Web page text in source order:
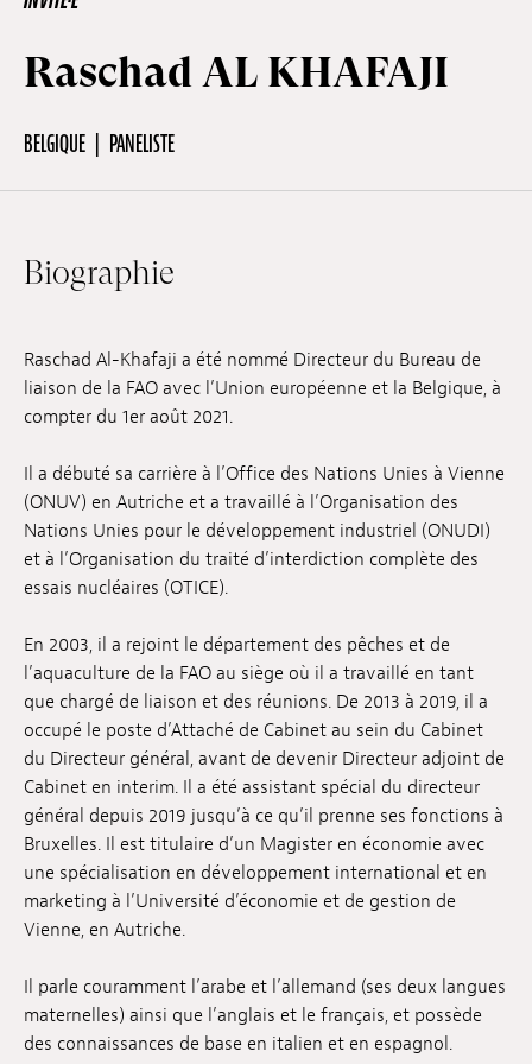
Hors-Festival
Infos pratiques
Presse / Pro
FR EN DE
Emplois
Archives
Publications
Raschad AL KHAFAJI
BELGIQUE PANELISTE
Biographie
Raschad Al-Khafaji a été nommé Directeur du Bureau de
liaison de la FAO avec l’Union européenne et la Belgique, à
compter du 1er août 2021.
Il a débuté sa carrière à l’Office des Nations Unies à Vienne
(ONUV) en Autriche et a travaillé à l’Organisation des
Nations Unies pour le développement industriel (ONUDI)
et à l’Organisation du traité d’interdiction complète des
essais nucléaires (OTICE).
En 2003, il a rejoint le département des pêches et de
l’aquaculture de la FAO au siège où il a travaillé en tant
que chargé de liaison et des réunions. De 2013 à 2019, il a
occupé le poste d’Attaché de Cabinet au sein du Cabinet
du Directeur général, avant de devenir Directeur adjoint de
Cabinet en interim. Il a été assistant spécial du directeur
général depuis 2019 jusqu’à ce qu’il prenne ses fonctions à
Bruxelles. Il est titulaire d’un Magister en économie avec
une spécialisation en développement international et en
marketing à l’Université d’économie et de gestion de
Vienne, en Autriche.
Il parle couramment l’arabe et l’allemand (ses deux langues
maternelles) ainsi que l’anglais et le français, et possède
des connaissances de base en italien et en espagnol.